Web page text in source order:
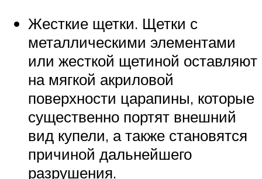
Жесткие щетки. Щетки с
металлическими элементами
или жесткой щетиной оставляют
на мягкой акриловой
поверхности царапины, которые
существенно портят внешний
вид купели, а также становятся
причиной дальнейшего
разрушения.